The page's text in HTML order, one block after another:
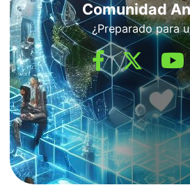
Comunidad
¿Preparado para